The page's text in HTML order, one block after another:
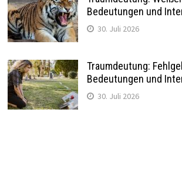
Bedeutungen und
30. Juli 2026
Traumdeutung:
Bedeutungen und
30. Juli 2026